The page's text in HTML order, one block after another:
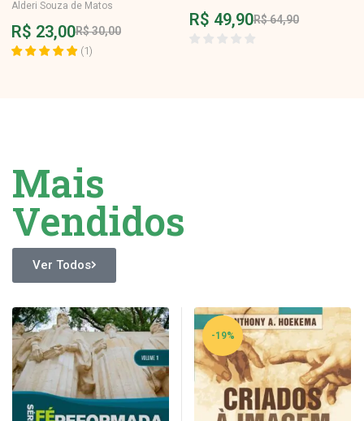
R$ 64,90
R$ 49,90
de 5
R$ 33,00
R$ 24,00
Mais
Vendidos
Ver Todos
-19%